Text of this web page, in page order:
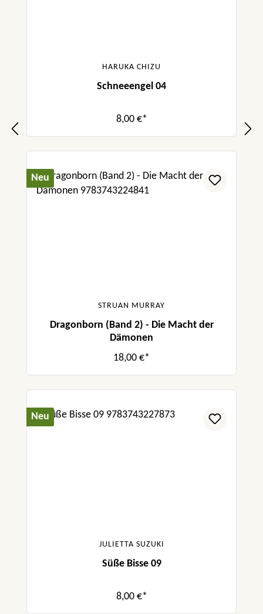
HARUKA CHIZU
Schneeengel 04
8,00 €*
Neu
STRUAN MURRAY
Dragonborn (Band 2) - Die Macht der
Dämonen
18,00 €*
Neu
JULIETTA SUZUKI
Süße Bisse 09
8,00 €*